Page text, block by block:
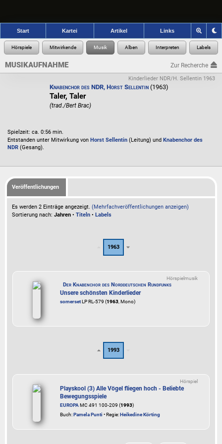
Start Kartei Artikel Links
MUSIKAUFNAHME Zur Recherche
Kinderlieder NDR/H. Sellentin 1963
Knabenchor des NDR, Horst Sellentin (1963)
Taler, Taler
(trad./Bert Brac)
Spielzeit: ca. 0:56 min.
Entstanden unter Mitwirkung von Horst Sellentin (Leitung) und Knabenchor des
NDR (Gesang).
Veröffentlichungen
Es werden 2 Einträge angezeigt. (Mehrfachveröffentlichungen anzeigen)
Sortierung nach: Jahren • Titeln • Labels
1963
Hörspielmusik
Der Knabenchor des Norddeutschen Rundfunks
Unsere schönsten Kinderlieder
somersetLP RL-579 (1963 , Mono)
1993
Hörspiel
Playskool (3) Alle Vögel fliegen hoch - Beliebte
Bewegungsspiele
EUROPAMC 491 100-209 (1993)
Buch:Pamela Punti • Regie:Heikedine Körting